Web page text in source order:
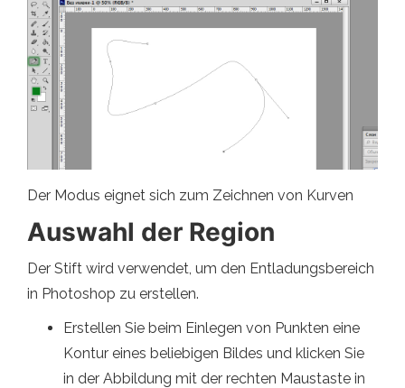
Der Modus eignet sich zum Zeichnen von Kurven
Auswahl der Region
Der Stift wird verwendet, um den Entladungsbereich
in Photoshop zu erstellen.
Erstellen Sie beim Einlegen von Punkten eine
Kontur eines beliebigen Bildes und klicken Sie
in der Abbildung mit der rechten Maustaste in